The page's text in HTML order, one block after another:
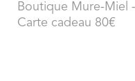
Boutique Mure-Miel -
Carte cadeau 80€